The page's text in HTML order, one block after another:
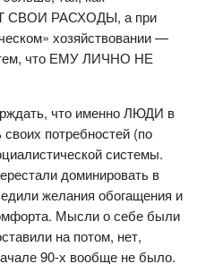
СВОИ РАСХОДЫ, а при
хозяйствовании —
что ЕМУ ЛИЧНО НЕ
что именно ЛЮДИ в
потребностей (по
системы.
доминировать в
желания обогащения и
Мысли о себе были
на потом, нет,
90-х вообще не было.